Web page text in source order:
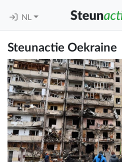
NL
Steunactie Oekraine